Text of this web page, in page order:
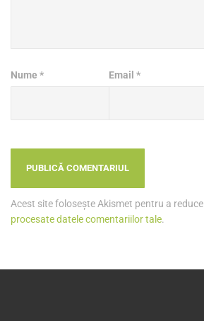
Nume * Email*
Acest site folosește Akismet pentru a
procesate datele comentariilor tale.